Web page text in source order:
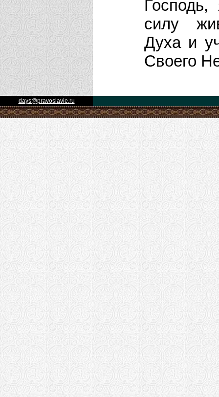
силу
Духа и
Своего
days@pravoslavie.ru